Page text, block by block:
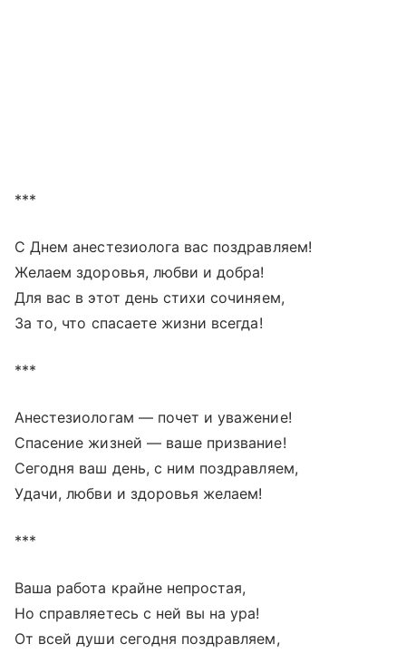
***
С Днем анестезиолога вас поздравляем!
Желаем здоровья, любви и добра!
Для вас в этот день стихи сочиняем,
За то, что спасаете жизни всегда!
***
Анестезиологам — почет и уважение!
Спасение жизней — ваше призвание!
Сегодня ваш день, с ним поздравляем,
Удачи, любви и здоровья желаем!
***
Ваша работа крайне непростая,
Но справляетесь с ней вы на ура!
От всей души сегодня поздравляем,